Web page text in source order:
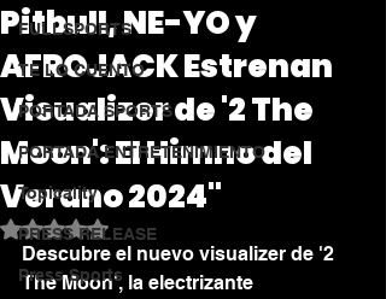
FULLSPORTS
TE LO CUENTO
PORTADA SPORTS
PORTADA ENTRETENIMIENTO
Topicality
PRESS RELEASE
Press Sports
Pitbull, NE-YO y
AFROJACK Estrenan
Visualizer de '2 The
Moon': El Himno del
Verano 2024"
Obtuvo NaN de 5 estrellas.
Descubre el nuevo visualizer de '2
The Moon', la electrizante